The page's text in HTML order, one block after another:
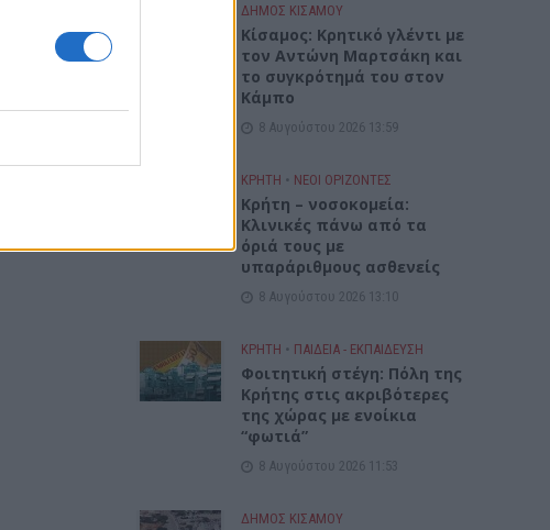
ΔΉΜΟΣ ΚΙΣΆΜΟΥ
Kίσαμος: Κρητικό γλέντι με
τον Αντώνη Μαρτσάκη και
το συγκρότημά του στον
Κάμπο
8 Αυγούστου 2026 13:59
ΚΡΗΤΗ • ΝΕΟΙ ΟΡΙΖΟΝΤΕΣ
Κρήτη – νοσοκομεία:
Κλινικές πάνω από τα
όριά τους με
υπαράριθμους ασθενείς
8 Αυγούστου 2026 13:10
ΚΡΗΤΗ • ΠΑΙΔΕΙΑ - ΕΚΠΑΙΔΕΥΣΗ
Φοιτητική στέγη: Πόλη της
Κρήτης στις ακριβότερες
της χώρας με ενοίκια
“φωτιά”
8 Αυγούστου 2026 11:53
ΔΉΜΟΣ ΚΙΣΆΜΟΥ